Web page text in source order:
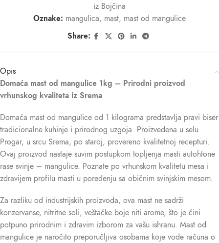
iz Bojčina
Oznake: mangulica, mast, mast od mangulice
Share:
Opis
Domaća mast od mangulice 1kg – Prirodni proizvod
vrhunskog kvaliteta iz Srema
Domaća mast od mangulice od 1 kilograma predstavlja pravi biser
tradicionalne kuhinje i prirodnog uzgoja. Proizvedena u selu
Progar, u srcu Srema, po staroj, provereno kvalitetnoj recepturi.
Ovaj proizvod nastaje suvim postupkom topljenja masti autohtone
rase svinje – mangulice. Poznate po vrhunskom kvalitetu mesa i
zdravijem profilu masti u poređenju sa običnim svinjskim mesom.
Za razliku od industrijskih proizvoda, ova mast ne sadrži
konzervanse, nitritne soli, veštačke boje niti arome, što je čini
potpuno prirodnim i zdravim izborom za vašu ishranu. Mast od
mangulice je naročito preporučljiva osobama koje vode računa o